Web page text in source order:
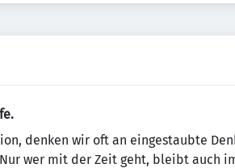
denken wir oft an eingestaubte
wer mit der Zeit geht, bleibt auch